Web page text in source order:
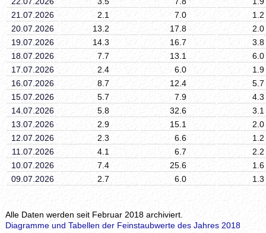
21.07.2026
2.1 7.0
1.2
20.07.2026
13.2 17.8
2.0
19.07.2026
14.3 16.7
3.8
18.07.2026
7.7 13.1
6.0
17.07.2026
2.4 6.0
1.9
16.07.2026
8.7 12.4
5.7
15.07.2026
5.7 7.9
4.3
14.07.2026
5.8 32.6
3.1
13.07.2026
2.9 15.1
2.0
12.07.2026
2.3 6.6
1.2
11.07.2026
4.1 6.7
2.2
10.07.2026
7.4 25.6
1.6
09.07.2026
2.7 6.0 1.3
Alle Daten werden seit Februar 2018 archiviert.
Diagramme und Tabellen der Feinstaubwerte des Jahres 2018